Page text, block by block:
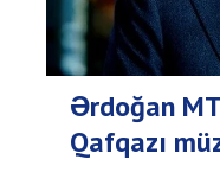
Ərdoğan
Qafqazı